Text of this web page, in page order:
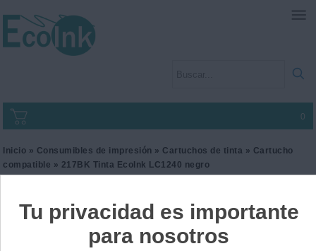
0
Inicio » Consumibles de impresión » Cartuchos de tinta » Cartucho
compatible » 217BK Tinta EcoInk LC1240 negro
217BK Tinta EcoInk
Ref. I2BRO1240BKLL